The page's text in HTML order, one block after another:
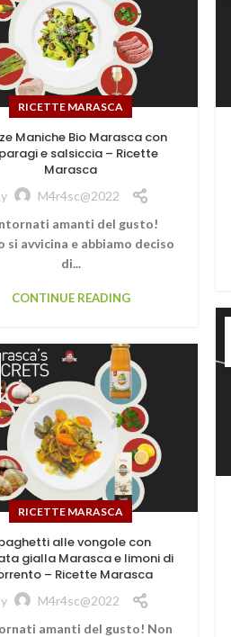
RICETTE MARASCA
Maniche Bio Marasca con
e salsiccia – Ricette
Marasca
M4r4sc@2022
amanti del gusto!
si avvicina e abbiamo deciso
di...
CONTINUE READING
RICETTE MARASCA
alle vongole con
gialla Marasca e limoni di
– Ricette Marasca
M4r4sc@2022
amanti del gusto! Non